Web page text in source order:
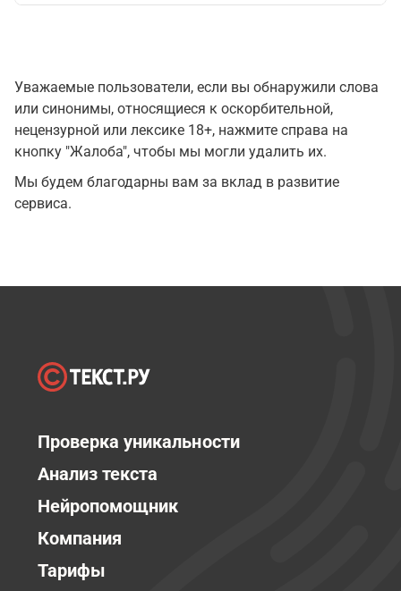
Уважаемые пользователи, если вы обнаружили слова
или синонимы, относящиеся к оскорбительной,
нецензурной или лексике 18+, нажмите справа на
кнопку "Жалоба", чтобы мы могли удалить их.
Мы будем благодарны вам за вклад в развитие
сервиса.
Проверка уникальности
Анализ текста
Нейропомощник
Компания
Тарифы